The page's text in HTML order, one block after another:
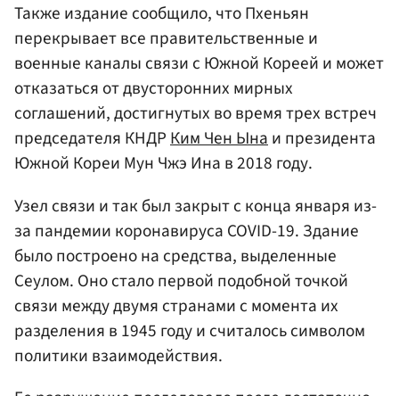
Также издание сообщило, что Пхеньян
перекрывает все правительственные и
военные каналы связи с Южной Кореей и может
отказаться от двусторонних мирных
соглашений, достигнутых во время трех встреч
председателя КНДРКим Чен Ынаи президента
Южной Кореи Мун Чжэ Ина в 2018 году.
Узел связи и так был закрыт с конца января из-
за пандемии коронавируса COVID-19. Здание
было построено на средства, выделенные
Сеулом. Оно стало первой подобной точкой
связи между двумя странами с момента их
разделения в 1945 году и считалось символом
политики взаимодействия.